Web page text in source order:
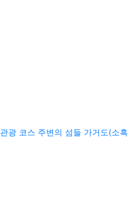
관광 코스 주변의 섬들 가거도(소흑